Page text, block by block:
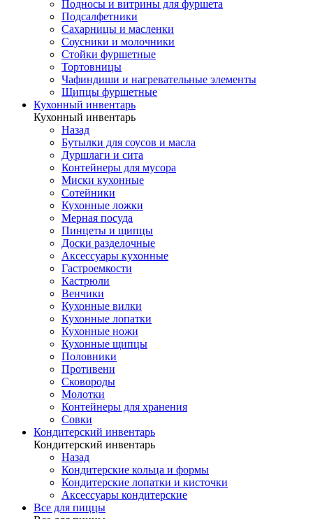
Подносы и витрины для фуршета
Подсалфетники
Сахарницы и масленки
Соусники и молочники
Стойки фуршетные
Тортовницы
Чафиндиши и нагревательные элементы
Щипцы фуршетные
Кухонный инвентарь
Кухонный инвентарь
Назад
Бутылки для соусов и масла
Дуршлаги и сита
Контейнеры для мусора
Миски кухонные
Сотейники
Кухонные ложки
Мерная посуда
Пинцеты и щипцы
Доски разделочные
Аксессуары кухонные
Гастроемкости
Кастрюли
Венчики
Кухонные вилки
Кухонные лопатки
Кухонные ножи
Кухонные щипцы
Половники
Противени
Сковороды
Молотки
Контейнеры для хранения
Совки
Кондитерский инвентарь
Кондитерский инвентарь
Назад
Кондитерские кольца и формы
Кондитерские лопатки и кисточки
Аксессуары кондитерские
Все для пиццы